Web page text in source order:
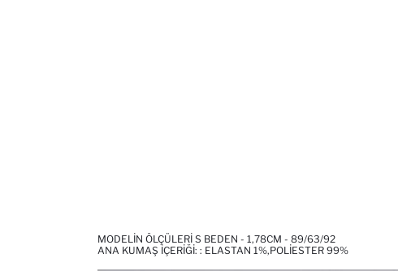
MODELIN ÖLÇÜLERI S BEDEN - 1,78CM - 89/63/92
ANA KUMAŞ İÇERIĞI: : ELASTAN 1%,POLIESTER 99%